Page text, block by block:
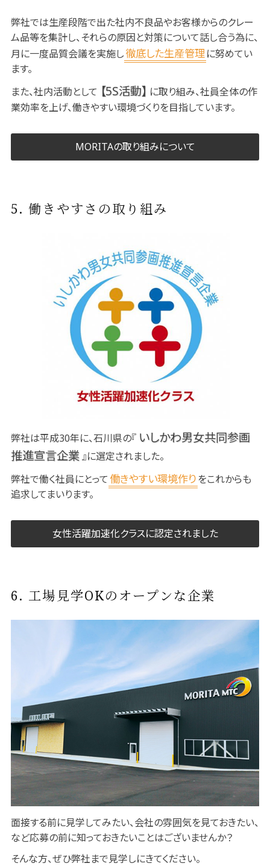
弊社では生産段階で出た社内不良品やお客様からのクレー
ム品等を集計し、それらの原因と対策について話し合う為に、
月に一度品質会議を実施し徹底した生産管理 に努めてい
ます。
また、社内活動として 【5S活動】 に取り組み、社員全体の作
業効率を上げ、働きやすい環境づくりを目指しています。
MORITAの取り組みについて
5. 働きやすさの取り組み
弊社は平成30年に、石川県の『 いしかわ男女共同参画
推進宣言企業』に選定されました。
弊社で働く社員にとって働きやすい環境作り をこれからも
追求してまいります。
女性活躍加速化クラスに認定されました
6. 工場見学OKのオープンな企業
面接する前に見学してみたい、会社の雰囲気を見ておきたい、
など応募の前に知っておきたいことはございませんか？
そんな方、ぜひ弊社まで見学しにきてください。